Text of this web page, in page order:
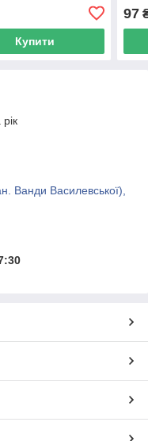
Купити
97
Ванди Василевської),